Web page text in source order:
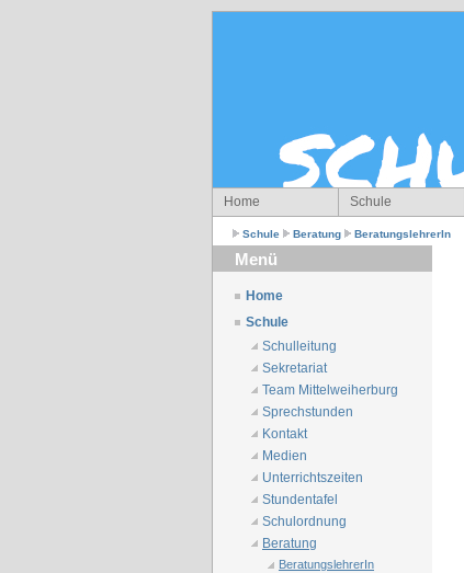
Home Schule
Schule Beratung BeratungslehrerIn
Menü
Home
Schule
Schulleitung
Sekretariat
Team Mittelweiherburg
Sprechstunden
Kontakt
Medien
Unterrichtszeiten
Stundentafel
Schulordnung
Beratung
BeratungslehrerIn